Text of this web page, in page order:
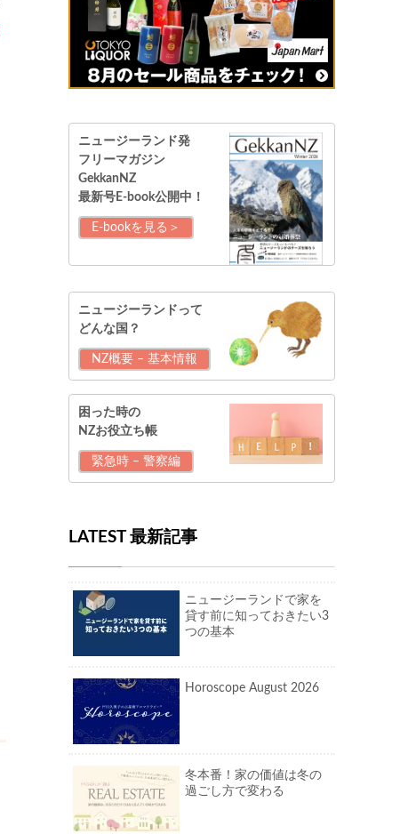
ニュージーランド発
フリーマガジン
GekkanNZ
最新号E-book公開中！
E-bookを見る＞
ニュージーランドって
どんな国？
NZ概要 – 基本情報
困った時の
NZお役立ち帳
緊急時 – 警察編
LATEST 最新記事
ニュージーランドで家を
貸す前に知っておきたい3
つの基本
Horoscope August 2026
冬本番！家の価値は冬の
過ごし方で変わる